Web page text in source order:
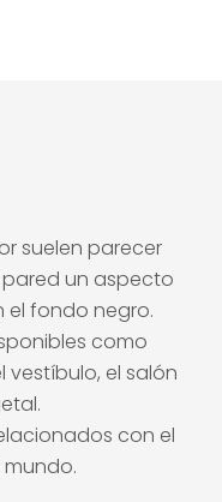
suelen parecer
un aspecto
el fondo negro.
como
el salón
con el